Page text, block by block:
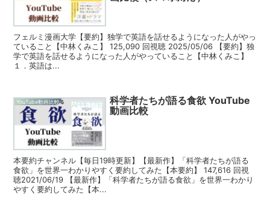
フェルミ漫画大学【要約】独学で英語を話せるようになった人がやっ
ていること【中林くみこ】 125,090 回視聴 2025/05/06 【要約】独
学で英語を話せるようになった人がやっていること【中林くみこ】
１．英語は...
YouTube動画比較
科学者たちが語る食欲 YouTube
動画比較
本要約チャンネル【毎日19時更新】【最新作】「科学者たちが語る
食欲」を世界一わかりやすく要約してみた【本要約】 147,616 回視
聴2021/06/19 【最新作】「科学者たちが語る食欲」を世界一わかり
やすく要約してみた【本...